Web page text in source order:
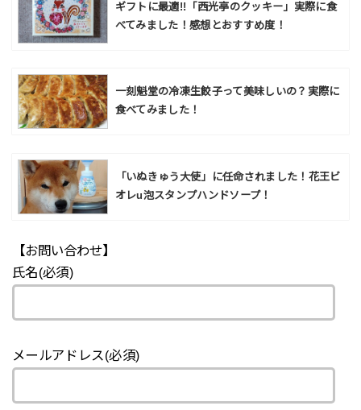
ギフトに最適!!「西光亭のクッキー」実際に食
べてみました！感想とおすすめ度！
一刻魁堂の冷凍生餃子って美味しいの？実際に
食べてみました！
「いぬきゅう大使」に任命されました！花王ビ
オレu泡スタンプハンドソープ！
【お問い合わせ】
氏名(必須)
メールアドレス(必須)